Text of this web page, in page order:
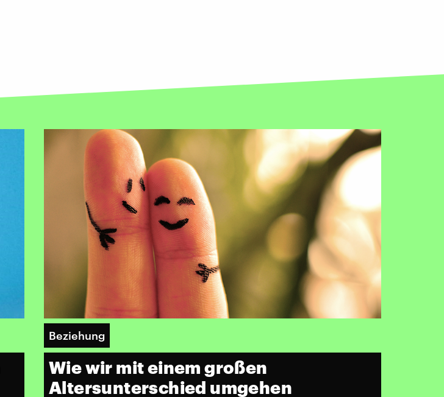
Beziehung
Wie wir mit einem großen
Altersunterschied umgehen